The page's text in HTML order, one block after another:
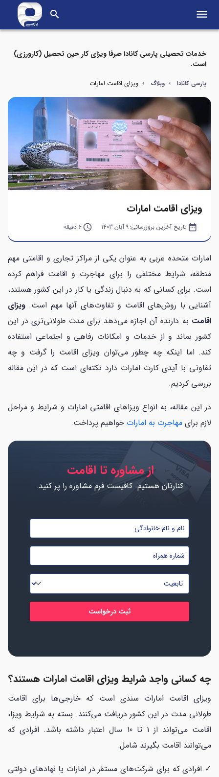
search menu
خدمات تحصیلی پارسی کانادا صرفا ویزای کار حین تحصیل (کارورزی)
است.
پارسی کانادا وبلاگ ویزای اقامت امارات
ویزای اقامت امارات
date_range تاریخ آخرین بروزرسانی:9 آبان 1403 query_builder6 دقیقه
امارات متحده عربی به عنوان یکی از مراکز تجاری و اقامتی مهم
منطقه، شرایط مختلفی را برای مهاجرت و اقامت فراهم کرده
است. برای کسانی که به دنبال زندگی یا کار در این کشور هستند،
آشنایی با روش‌های اقامت و تفاوت‌های آنها مهم است. ویزای
اقامت به دارنده آن اجازه می‌دهد برای مدت طولانی‌تری در این
کشور بماند و از خدمات و امکانات رفاهی و اجتماعی استفاده
کند. اما اینکه چه چطور می‌توان ویزای اقامت را گرفت و چه
تفاوتی با آیدی کارت امارات دارد نکته‌ای است که در این مقاله
بررسی کردیم.
در این مقاله، به انواع ویزاهای اقامتی امارات و شرایط و مراحل
لازم برای مهاجرت به امارات خواهیم پرداخت.
از مشاوره تا اقامت
کنارتان هستیم. کافیست فرم مشاوره را پر کنید.
نام
و
نام
خانوادگی
شماره
موبایل
تابعیت
*
چه کسانی واجد شرایط ویزای اقامت امارات هستند؟
ویزای اقامت امارات سندی است که خارجی‌ها برای اقامت
طولانی مدت در این کشور دریافت می‌کنند. بسته به شرایط ویزا،
اقامت می‌تواند از 1 تا 10 سال اعتبار داشته باشد. افرادی که
می‌توانند اقامت بگیرند شامل:
✓ افرادی که برای شرکت‌های مستقر در امارات یا نهادهای دولتی